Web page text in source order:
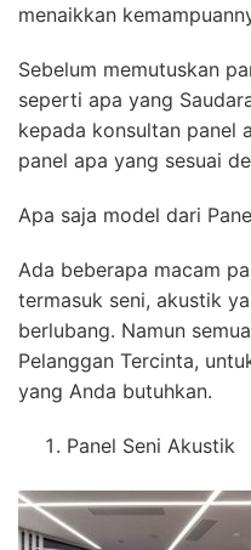
menaikkan
Sebelum memutuskan
seperti apa yang
kepada konsultan panel
panel apa yang sesuai
Apa saja model dari
Ada beberapa macam
termasuk seni, akustik
berlubang. Namun
Pelanggan Tercinta,
yang Anda butuhkan.
Panel Seni Akustik